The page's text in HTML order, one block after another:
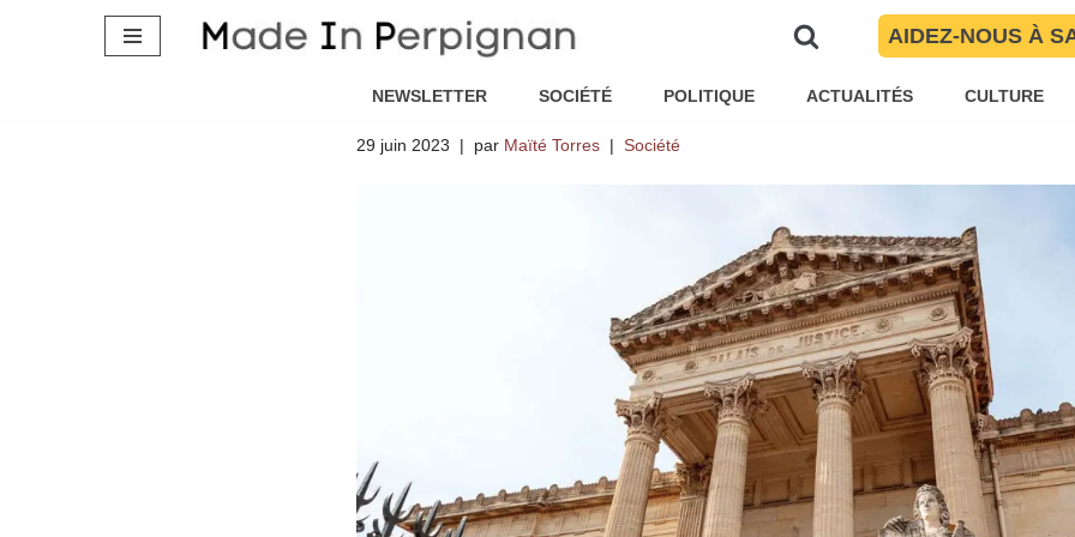
AIDEZ-NOUS À
NEWSLETTER SOCIÉTÉ POLITIQUE ACTUALITÉS CULTURE
Le temps des travaux, le tribunal de
s’installe à Saint-Assiscle
29 juin 2023 par Maïté Torres Société